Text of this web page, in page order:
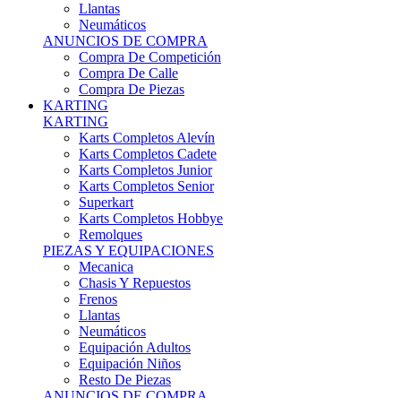
ANUNCIOS DE COMPRA
Compra De Competición
Compra De Calle
Compra De Piezas
KARTING
KARTING
Karts Completos Alevín
Karts Completos Cadete
Karts Completos Junior
Karts Completos Senior
Superkart
Karts Completos Hobbye
Remolques
PIEZAS Y EQUIPACIONES
Mecanica
Chasis Y Repuestos
Frenos
Llantas
Neumáticos
Equipación Adultos
Equipación Niños
Resto De Piezas
ANUNCIOS DE COMPRA
Compra De Karts